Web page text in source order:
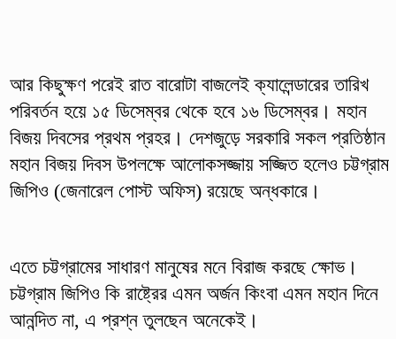
আর কিছুক্ষণ পরেই রাত বারোটা বাজলেই ক্যালেন্ডারের তারিখ
পরিবর্তন হয়ে ১৫ ডিসেম্বর থেকে হবে ১৬ ডিসেম্বর। মহান
বিজয় দিবসের প্রথম প্রহর। দেশজুড়ে সরকারি সকল প্রতিষ্ঠান
মহান বিজয় দিবস উপলক্ষে আলোকসজ্জায় সজ্জিত হলেও চট্টগ্রাম
জিপিও (জেনারেল পোস্ট অফিস) রয়েছে অন্ধকারে।
এতে চট্টগ্রামের সাধারণ মানুষের মনে বিরাজ করছে ক্ষোভ।
চট্টগ্রাম জিপিও কি রাষ্ট্রের এমন অর্জন কিংবা এমন মহান দিনে
আনন্দিত না, এ প্রশ্ন তুলছেন অনেকেই।